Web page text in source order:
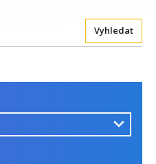
Vyhledat